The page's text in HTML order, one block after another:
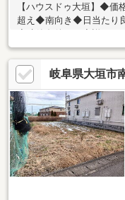
【ハウスドゥ大垣】◆価
超え◆南向き◆日当たり
岐阜県大垣市